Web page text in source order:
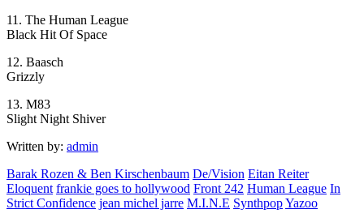
11. The Human League
Black Hit Of Space
12. Baasch
Grizzly
13. M83
Slight Night Shiver
Written by: admin
Barak Rozen & Ben Kirschenbaum De/Vision Eitan Reiter
Eloquent frankie goes to hollywood Front 242 Human League In
Strict Confidence jean michel jarre M.I.N.E SynthpopYazoo